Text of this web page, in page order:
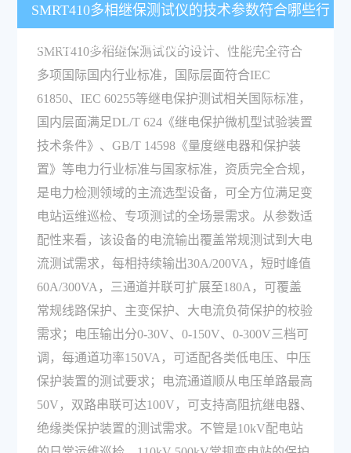
SMRT410多相继保测试仪的技术参数符合哪些行
业标准，能满足变电站运维巡检的测试需求吗？
SMRT410多相继保测试仪的设计、性能完全符合
多项国际国内行业标准，国际层面符合IEC
61850、IEC 60255等继电保护测试相关国际标准，
国内层面满足DL/T 624《继电保护微机型试验装置
技术条件》、GB/T 14598《量度继电器和保护装
置》等电力行业标准与国家标准，资质完全合规，
是电力检测领域的主流选型设备，可全方位满足变
电站运维巡检、专项测试的全场景需求。从参数适
配性来看，该设备的电流输出覆盖常规测试到大电
流测试需求，每相持续输出30A/200VA，短时峰值
60A/300VA，三通道并联可扩展至180A，可覆盖
常规线路保护、主变保护、大电流负荷保护的校验
需求；电压输出分0-30V、0-150V、0-300V三档可
调，每通道功率150VA，可适配各类低电压、中压
保护装置的测试要求；电流通道顺从电压单路最高
50V，双路串联可达100V，可支持高阻抗继电器、
绝缘类保护装置的测试需求。不管是10kV配电站